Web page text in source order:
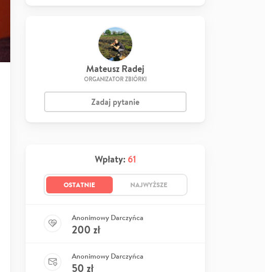
Mateusz Radej
ORGANIZATOR ZBIÓRKI
Zadaj pytanie
Wpłaty: 61
OSTATNIE NAJWYŻSZE
Anonimowy Darczyńca
200 zł
Anonimowy Darczyńca
50 zł